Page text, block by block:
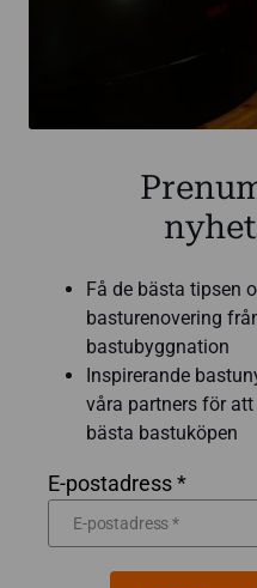
Få de bästa tipsen
basturenovering
bastubyggnation
Inspirerande
våra partners för
bästa bastuköpen
E-postadress *